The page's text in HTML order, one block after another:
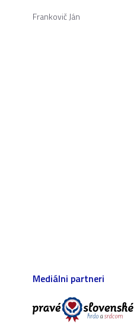
Frankovič Ján
Mediálni partneri